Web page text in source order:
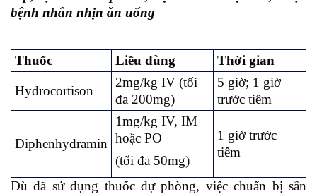
bệnh nhân nhịn ăn uống
Thuốc Liều dùng Thời gian
Hydrocortison
2mg/kg IV (tối
đa 200mg)
5 giờ; 1 giờ
trước tiêm
Diphenhydramin
1mg/kg IV, IM
hoặc PO
(tối đa 50mg)
1 giờ trước
tiêm
Dù đã sử dụng thuốc dự phòng, việc chuẩn bị sẵn